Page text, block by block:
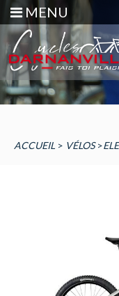
MENU
ACCUEIL > VÉLOS>